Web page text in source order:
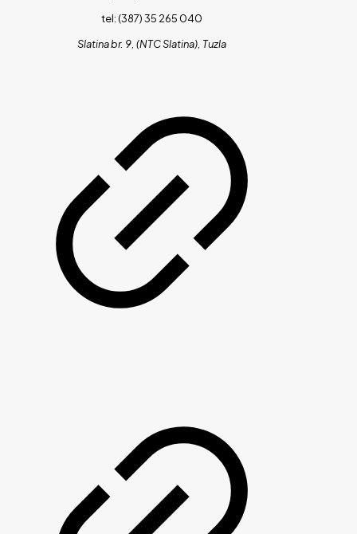
tel: (387) 35 265 040
Slatina br. 9, (NTC Slatina), Tuzla